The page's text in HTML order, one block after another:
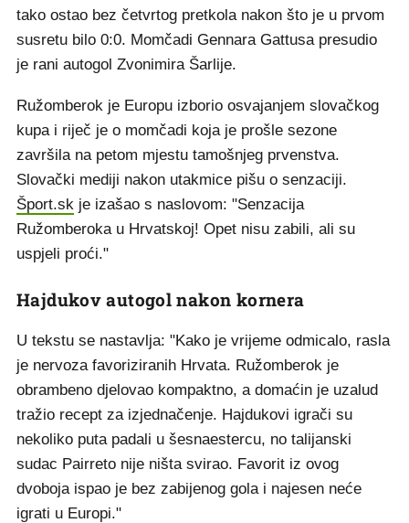
tako ostao bez četvrtog pretkola nakon što je u prvom
susretu bilo 0:0. Momčadi Gennara Gattusa presudio
je rani autogol Zvonimira Šarlije.
Ružomberok je Europu izborio osvajanjem slovačkog
kupa i riječ je o momčadi koja je prošle sezone
završila na petom mjestu tamošnjeg prvenstva.
Slovački mediji nakon utakmice pišu o senzaciji.
Šport.sk je izašao s naslovom: "Senzacija
Ružomberoka u Hrvatskoj! Opet nisu zabili, ali su
uspjeli proći."
Hajdukov autogol nakon kornera
U tekstu se nastavlja: "Kako je vrijeme odmicalo, rasla
je nervoza favoriziranih Hrvata. Ružomberok je
obrambeno djelovao kompaktno, a domaćin je uzalud
tražio recept za izjednačenje. Hajdukovi igrači su
nekoliko puta padali u šesnaestercu, no talijanski
sudac Pairreto nije ništa svirao. Favorit iz ovog
dvoboja ispao je bez zabijenog gola i najesen neće
igrati u Europi."